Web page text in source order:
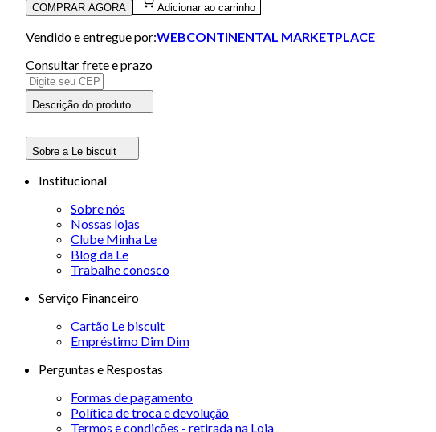
COMPRAR AGORA Adicionar ao carrinho
Vendido e entregue por:WEBCONTINENTAL MARKETPLACE
Consultar frete e prazo
Descrição do produto
Sobre a Le biscuit
Institucional
Sobre nós
Nossas lojas
Clube Minha Le
Blog da Le
Trabalhe conosco
Serviço Financeiro
Cartão Le biscuit
Empréstimo Dim Dim
Perguntas e Respostas
Formas de pagamento
Política de troca e devolução
Termos e condições - retirada na Loja